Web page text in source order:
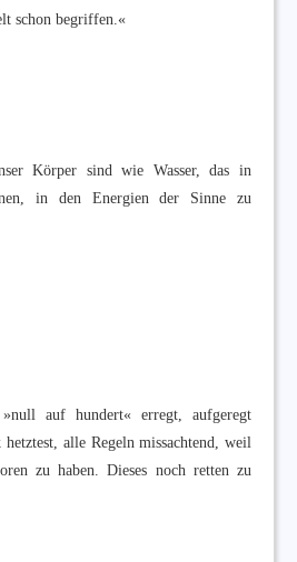
schon begriffen.«
Körper sind wie Wasser, das in
in den Energien der Sinne zu
auf hundert« erregt, aufgeregt
alle Regeln missachtend, weil
zu haben. Dieses noch retten zu